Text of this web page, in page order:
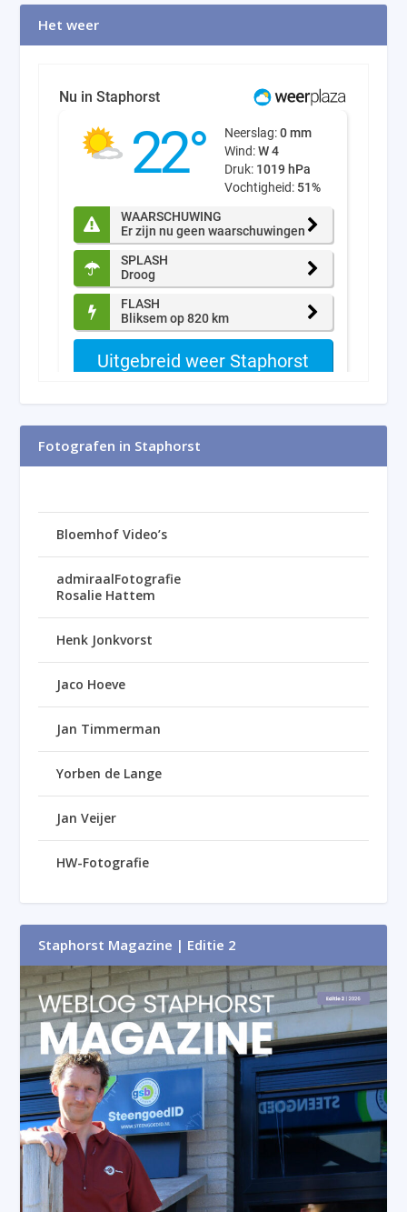
Het weer
Fotografen in Staphorst
Bloemhof Video’s
admiraalFotografie
Rosalie Hattem
Henk Jonkvorst
Jaco Hoeve
Jan Timmerman
Yorben de Lange
Jan Veijer
HW-Fotografie
Staphorst Magazine | Editie 2